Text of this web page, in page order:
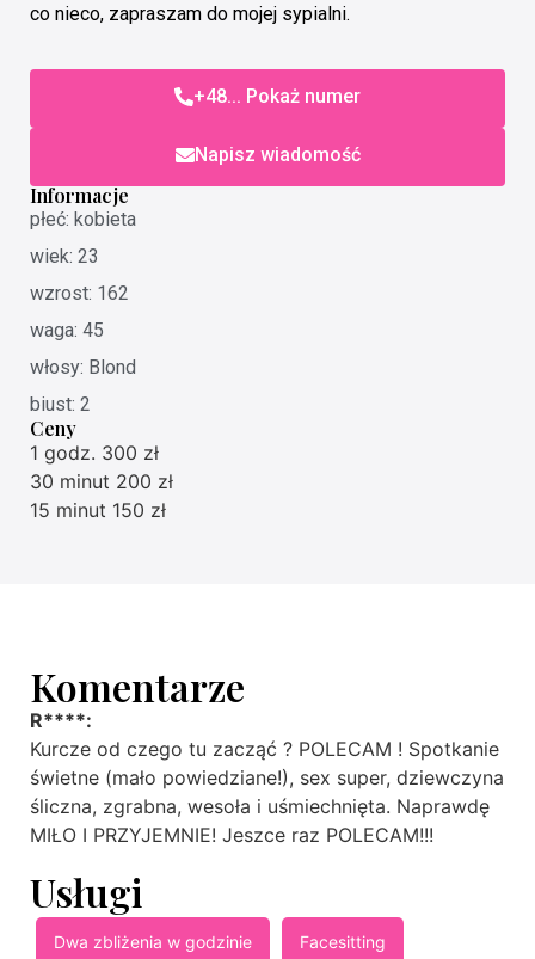
co nieco, zapraszam do mojej sypialni.
+48... Pokaż numer
Napisz wiadomość
Informacje
płeć: kobieta
wiek: 23
wzrost: 162
waga: 45
włosy: Blond
biust: 2
Ceny
1 godz. 300 zł
30 minut 200 zł
15 minut 150 zł
Komentarze
R****:
Kurcze od czego tu zacząć ? POLECAM ! Spotkanie
świetne (mało powiedziane!), sex super, dziewczyna
śliczna, zgrabna, wesoła i uśmiechnięta. Naprawdę
MIŁO I PRZYJEMNIE! Jeszce raz POLECAM!!!
Usługi
Dwa zbliżenia w godzinie Facesitting